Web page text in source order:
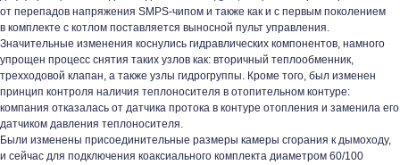
от перепадов напряжения SMPS-чипом и также как и с первым поколением
в комплекте с котлом поставляется выносной пульт управления.
Значительные изменения коснулись гидравлических компонентов, намного
упрощен процесс снятия таких узлов как: вторичный теплообменник,
трехходовой клапан, а также узлы гидрогруппы. Кроме того, был изменен
принцип контроля наличия теплоносителя в отопительном контуре:
компания отказалась от датчика протока в контуре отопления и заменила его
датчиком давления теплоносителя.
Были изменены присоединительные размеры камеры сгорания к дымоходу,
и сейчас для подключения коаксиального комплекта диаметром 60/100